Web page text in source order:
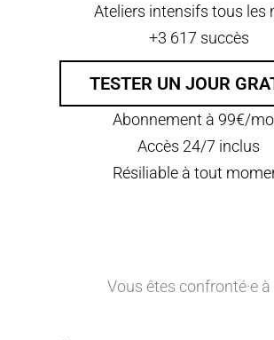
Ateliers intensifs tous les
+3 617 succès
TESTER UN JOUR
Abonnement à 99€/
Accès 24/7 inclus
Résiliable à tout
Vous êtes confronté·e à